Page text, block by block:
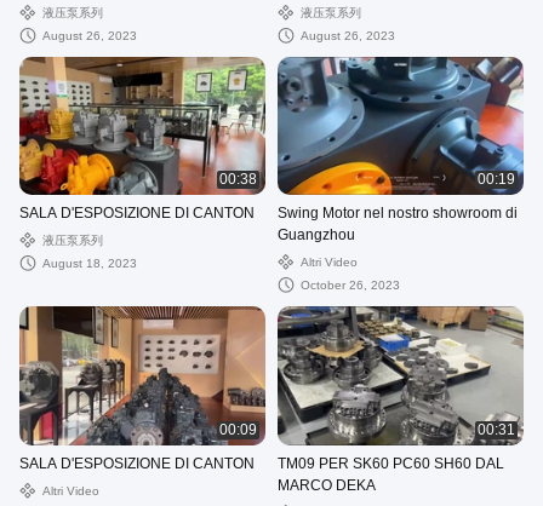
液压泵系列
August 26, 2023
FABBRICA
液压泵系列
August 26, 2023
00:38
SALA D'ESPOSIZIONE DI CANTON
液压泵系列
August 18, 2023
00:19
Swing Motor nel nostro showroom di
Guangzhou
Altri Video
October 26, 2023
00:09
SALA D'ESPOSIZIONE DI CANTON
Altri Video
00:31
TM09 PER SK60 PC60 SH60 DAL
MARCO DEKA